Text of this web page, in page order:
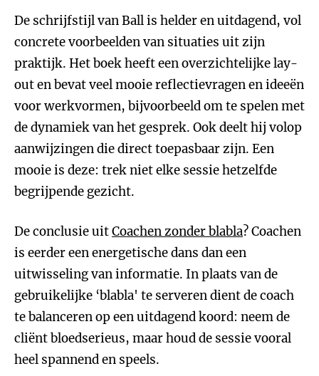
De schrijfstijl van Ball is helder en uitdagend, vol
concrete voorbeelden van situaties uit zijn
praktijk. Het boek heeft een overzichtelijke lay-
out en bevat veel mooie reflectievragen en ideeën
voor werkvormen, bijvoorbeeld om te spelen met
de dynamiek van het gesprek. Ook deelt hij volop
aanwijzingen die direct toepasbaar zijn. Een
mooie is deze: trek niet elke sessie hetzelfde
begrijpende gezicht.
De conclusie uitCoachen zonder blabla? Coachen
is eerder een energetische dans dan een
uitwisseling van informatie. In plaats van de
gebruikelijke ‘blabla' te serveren dient de coach
te balanceren op een uitdagend koord: neem de
cliënt bloedserieus, maar houd de sessie vooral
heel spannend en speels.